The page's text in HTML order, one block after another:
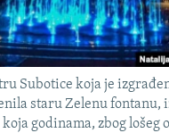
Subotice koja je
staru Zelenu fontanu,
godinama, zbog lošeg